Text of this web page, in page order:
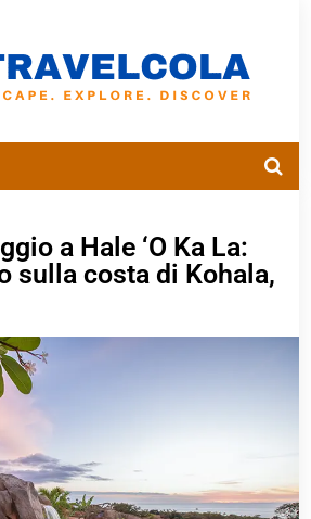
a Hale ‘O Ka La:
sulla costa di Kohala,